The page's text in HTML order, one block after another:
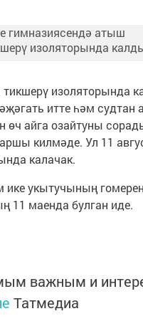
изоляторында
итте һәм судтан
өч айга озайтуны
килмәде. Ул 11
калачак.
укытучының
11 маенда булган иде.
важным и
Татмедиа